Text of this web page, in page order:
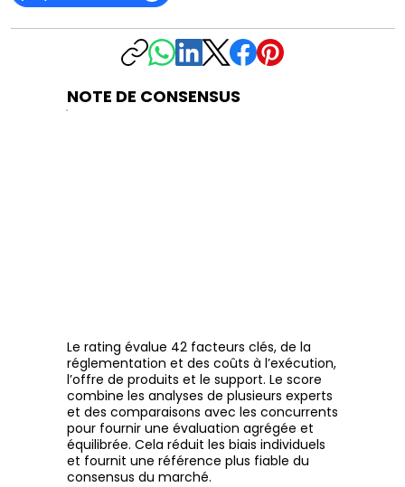
NOTE DE CONSENSUS
Le rating évalue 42 facteurs clés, de la
réglementation et des coûts à l’exécution,
l’offre de produits et le support. Le score
combine les analyses de plusieurs experts
et des comparaisons avec les concurrents
pour fournir une évaluation agrégée et
équilibrée. Cela réduit les biais individuels
et fournit une référence plus fiable du
consensus du marché.